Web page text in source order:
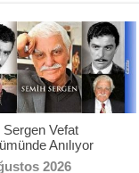
Sergen Vefat
Anılıyor
2026